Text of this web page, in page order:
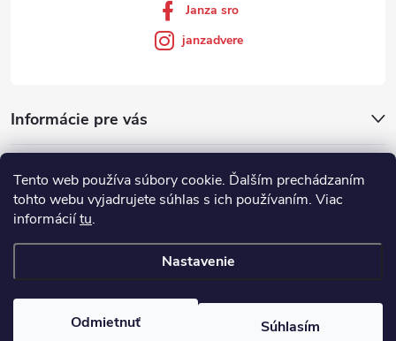
Tento web používa súbory cookie. Ďalším prechádzaním
tohto webu vyjadrujete súhlas s ich používaním. Viac
informáciítu.
Nastavenie
Odmietnuť Súhlasím
Informácie pre vás
Janza sro
janzadvere
Showroom
. Všetky práva vyhradené.